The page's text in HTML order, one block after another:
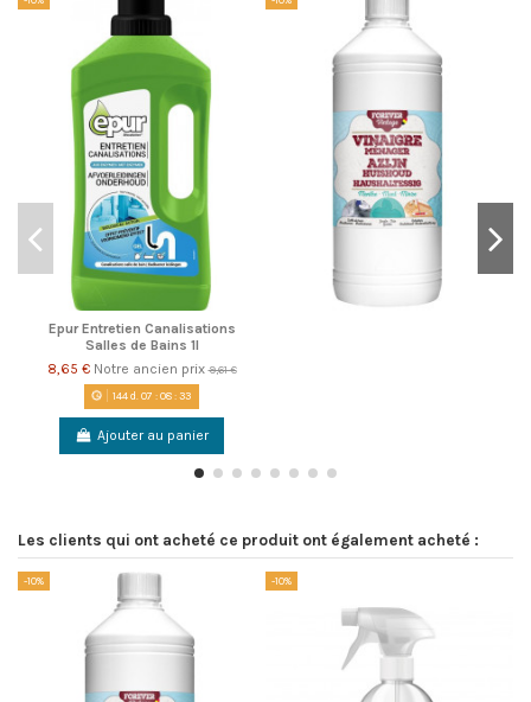
Epur Entretien Canalisations
Salles de Bains 1l
8,65 € Notre ancien prix9,61 €
144d.07 :08:33
Ajouter au panier
Les clients qui ont acheté ce produit ont également acheté :
-10% -10%